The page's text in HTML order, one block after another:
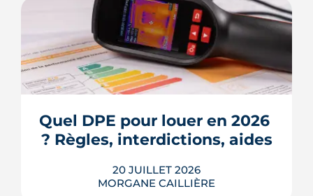
Écoles, base de loisirs, transports,
projets urbains et prix au m2 : le guide
3e ville de Haute-Garonne.
LIRE L'ARTICLE
Quel DPE pour louer en 2026
? Règles, interdictions, aides
20 JUILLET 2026
MORGANE CAILLIÈRE